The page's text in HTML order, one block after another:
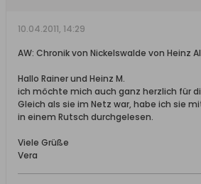
10.04.2011, 14:29
AW: Chronik von Nickelswalde von Heinz
Hallo Rainer und Heinz M.
ich möchte mich auch ganz herzlich für
Gleich als sie im Netz war, habe ich sie
in einem Rutsch durchgelesen.
Viele Grüße
Vera